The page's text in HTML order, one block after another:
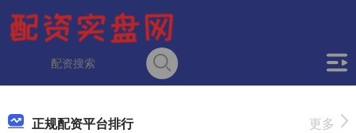
正规配资平台排行 更多